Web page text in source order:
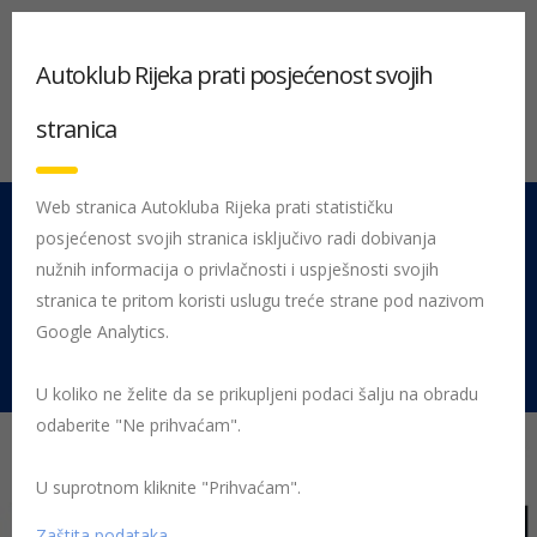
051 212 442 Centrala
Pon - Pet 08:00 - 16:00
Rujevica 9/1, 51000 Rijeka
Početna Posljednje objavljene novosti
Autoklub Rijeka prati posjećenost svojih
stranica
Web stranica Autokluba Rijeka prati statističku
posjećenost svojih stranica isključivo radi dobivanja
nužnih informacija o privlačnosti i uspješnosti svojih
stranica te pritom koristi uslugu treće strane pod nazivom
Google Analytics.
U koliko ne želite da se prikupljeni podaci šalju na obradu
odaberite "Ne prihvaćam".
U suprotnom kliknite "Prihvaćam".